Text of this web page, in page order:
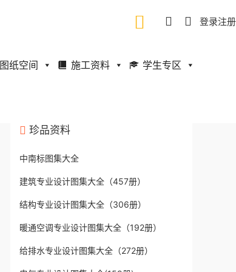
登录注册
图纸空间 施工资料 学生专区
珍品资料
中南标图集大全
建筑专业设计图集大全（457册）
结构专业设计图集大全（306册）
暖通空调专业设计图集大全（192册）
给排水专业设计图集大全（272册）